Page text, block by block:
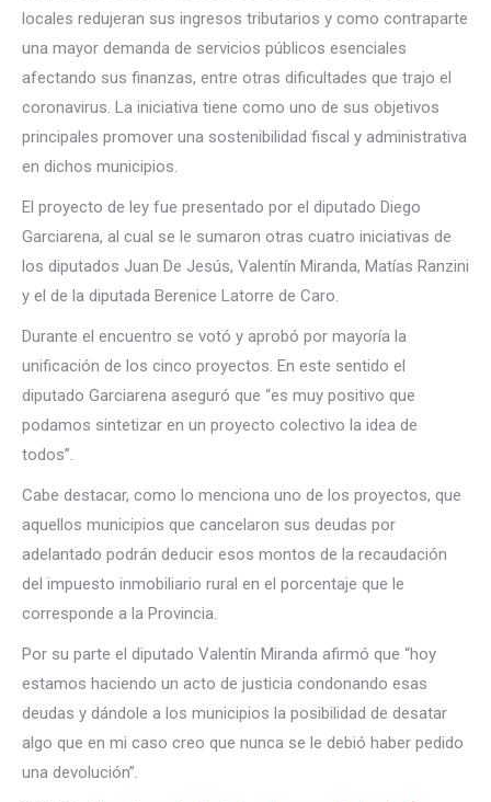
locales redujeran sus ingresos tributarios y como contraparte
una mayor demanda de servicios públicos esenciales
afectando sus finanzas, entre otras dificultades que trajo el
coronavirus. La iniciativa tiene como uno de sus objetivos
principales promover una sostenibilidad fiscal y administrativa
en dichos municipios.
El proyecto de ley fue presentado por el diputado Diego
Garciarena, al cual se le sumaron otras cuatro iniciativas de
los diputados Juan De Jesús, Valentín Miranda, Matías Ranzini
y el de la diputada Berenice Latorre de Caro.
Durante el encuentro se votó y aprobó por mayoría la
unificación de los cinco proyectos. En este sentido el
diputado Garciarena aseguró que “es muy positivo que
podamos sintetizar en un proyecto colectivo la idea de
todos”.
Cabe destacar, como lo menciona uno de los proyectos, que
aquellos municipios que cancelaron sus deudas por
adelantado podrán deducir esos montos de la recaudación
del impuesto inmobiliario rural en el porcentaje que le
corresponde a la Provincia.
Por su parte el diputado Valentín Miranda afirmó que “hoy
estamos haciendo un acto de justicia condonando esas
deudas y dándole a los municipios la posibilidad de desatar
algo que en mi caso creo que nunca se le debió haber pedido
una devolución”.